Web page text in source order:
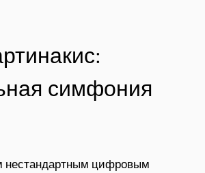
симфония
цифровым